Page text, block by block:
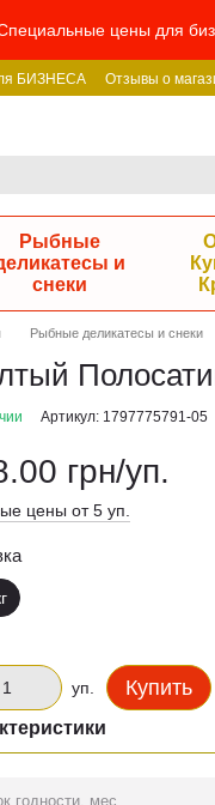
цены для
БИЗНЕСА Отзывы о
Рыбные
и
снеки
Рыбные деликатесы и снеки
Артикул: 1797775791-05
грн/уп.
цены от 5 уп.
уп. Купить
годности, мес